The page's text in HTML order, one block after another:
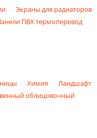
Экраны для радиаторов
ПВХ термоперевод
Химия
Ландшафт
облицовочный